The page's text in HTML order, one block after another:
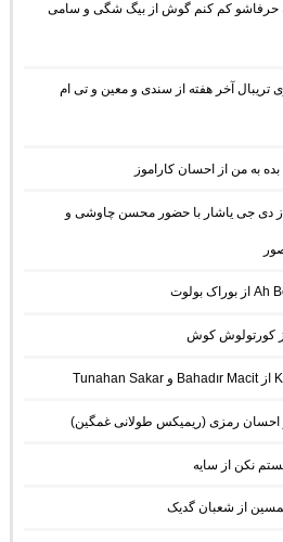
حرفاشو کم کنم گوش از بیگ شگی و سامی
تریبال آخر هفته از سندی و معین و تی ام
به من از احسان کاراموز
آهنگ ریمیکس زلزله 5 از دی جی یاشار با حضور محسن چاوشی و
نکن از سایه
از شعبان گدیک